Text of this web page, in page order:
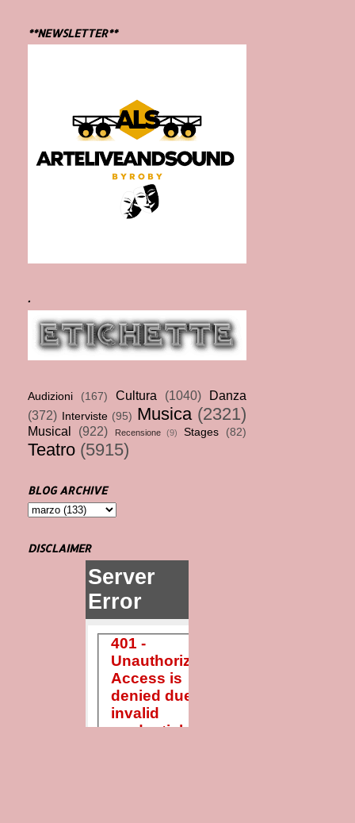
**NEWSLETTER**
.
Audizioni (167) Cultura (1040)
Danza
(372)
Interviste (95) Musica (2321)
Musical (922) Recensione (9) Stages (82)
Teatro (5915)
BLOG ARCHIVE
DISCLAIMER